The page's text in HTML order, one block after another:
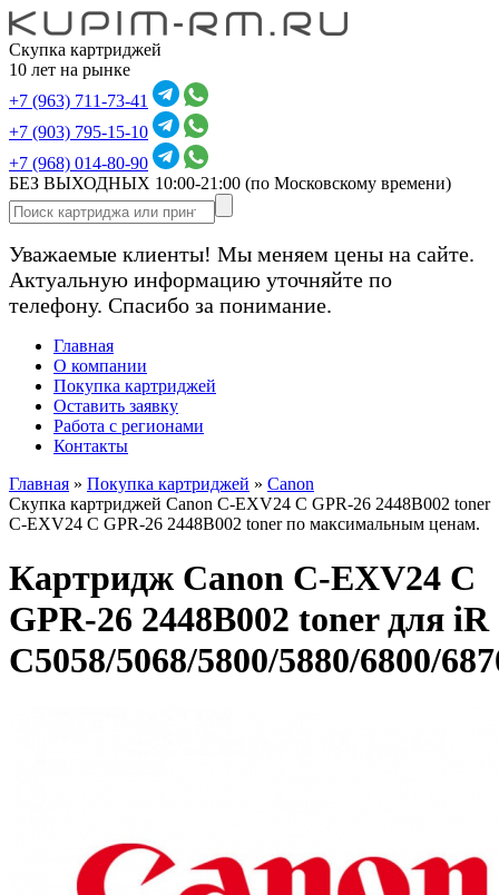
Скупка картриджей
10 лет на рынке
+7 (963) 711-73-41
+7 (903) 795-15-10
+7 (968) 014-80-90
БЕЗ ВЫХОДНЫХ 10:00-21:00 (по Московскому времени)
Уважаемые клиенты! Мы меняем цены на сайте.
Актуальную информацию уточняйте по
телефону. Спасибо за понимание.
Главная
О компании
Покупка картриджей
Оставить заявку
Работа с регионами
Контакты
Главная » Покупка картриджей » Canon
Скупка картриджей Canon C-EXV24 C GPR-26 2448B002 toner
C-EXV24 C GPR-26 2448B002 toner по максимальным ценам.
Картридж Canon C-EXV24 C
GPR-26 2448B002 toner для iR
C5058/5068/5800/5880/6800/